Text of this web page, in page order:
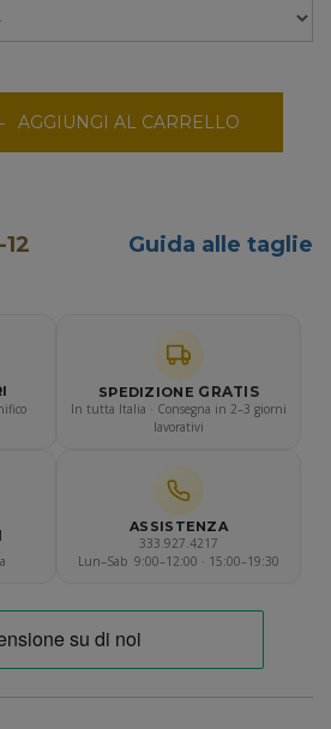
AGGIUNGI AL CARRELLO
Guida alle taglie
SPEDIZIONE GRATIS
In tutta Italia · Consegna in 2–3 giorni
lavorativi
ASSISTENZA
333.927.4217
Lun–Sab 9:00–12:00 · 15:00–19:30